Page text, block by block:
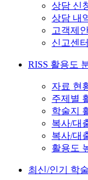
상담 신
상담 내
고객제
신고센터
RISS 활용도
자료 현
주제별
학술지
복사/대
복사/대
활용도
최신/인기 학